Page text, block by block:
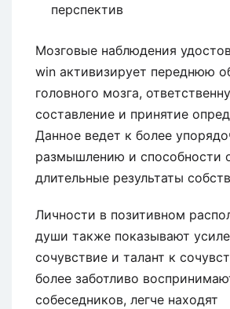
перспектив
Мозговые наблюдения
win активизирует переднюю
головного мозга,
составление и принятие
Данное ведет к более
размышлению и способности
длительные результаты
Личности в позитивном
души также показывают
сочувствие и талант к
более заботливо
собеседников, легче находят